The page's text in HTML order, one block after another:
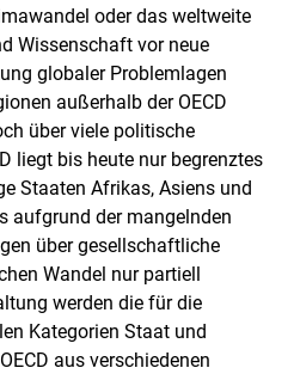
oder das weltweite
Wissenschaft vor neue
globaler Problemlagen
außerhalb der OECD
über viele politische
liegt bis heute nur begrenztes
Staaten Afrikas, Asiens und
aufgrund der mangelnden
über gesellschaftliche
Wandel nur partiell
werden die für die
Kategorien Staat und
aus verschiedenen